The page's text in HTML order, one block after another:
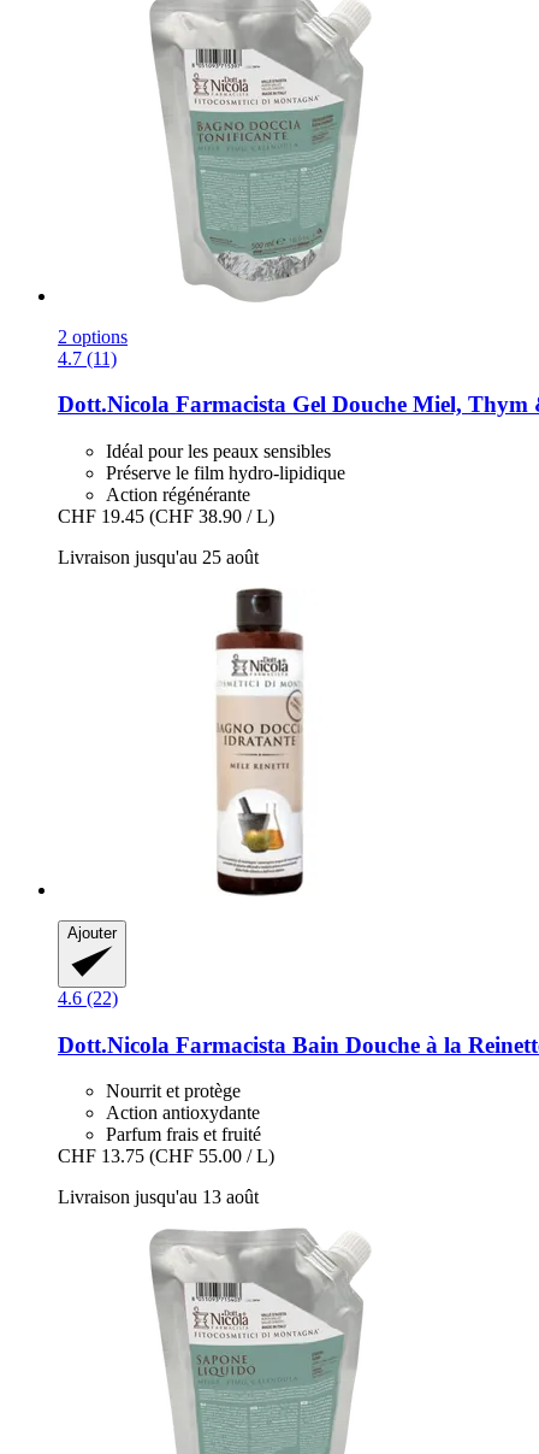
2 options
4.7 (11)
Dott.Nicola Farmacista Gel Douche Miel,
Idéal pour les peaux sensibles
Préserve le film hydro-lipidique
Action régénérante
CHF 19.45 (CHF 38.90 / L)
Livraison jusqu'au 25 août
Ajouter
4.6 (22)
Dott.Nicola Farmacista Bain Douche à la
Nourrit et protège
Action antioxydante
Parfum frais et fruité
CHF 13.75 (CHF 55.00 / L)
Livraison jusqu'au 13 août